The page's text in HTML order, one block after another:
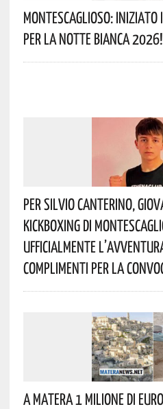
Montescaglioso: Iniziato
Per La Notte Bianca
Per Silvio Canterino,
Kickboxing Di
Ufficialmente
Complimenti Per La
A Matera 1 Milione Di